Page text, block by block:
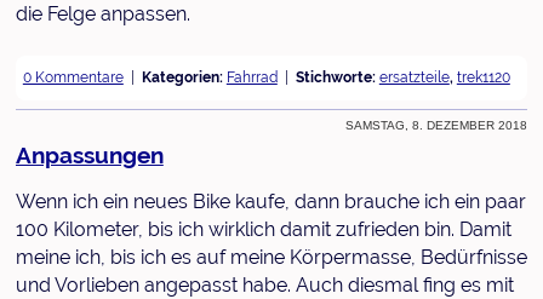
die Felge anpassen.
0 Kommentare Kategorien: Fahrrad Stichworte: ersatzteile, trek1120
Samstag, 8. Dezember 2018
Anpassungen
Wenn ich ein neues Bike kaufe, dann brauche ich ein paar
100 Kilometer, bis ich wirklich damit zufrieden bin. Damit
meine ich, bis ich es auf meine Körpermasse, Bedürfnisse
und Vorlieben angepasst habe. Auch diesmal fing es mit